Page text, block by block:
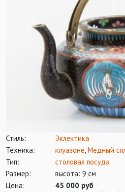
Стиль:
Эклектика
Техника:
клуазоне Медный
Тип:
столовая посуда
Размер:
высота: 9 см
Цена:
45 000 руб